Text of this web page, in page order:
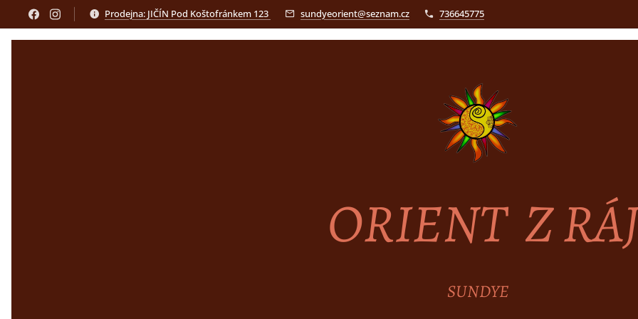
Prodejna: JIČÍN Pod Koštofránkem 123 sundyeorient@seznam.cz 736645775
ORIENT Z
SUNDYE